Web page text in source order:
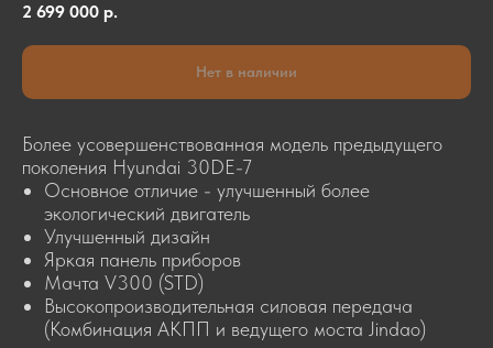
2 699 000 р.
Нет в наличии
Более усовершенствованная модель предыдущего
поколения Hyundai 30DE-7
Основное отличие - улучшенный более
экологический двигатель
Улучшенный дизайн
Яркая панель приборов
Мачта V300 (STD)
Высокопроизводительная силовая передача
(Комбинация АКПП и ведущего моста Jindao)
КОНТАКТЫ
8-804-3333-777
info@dmrussia.ru